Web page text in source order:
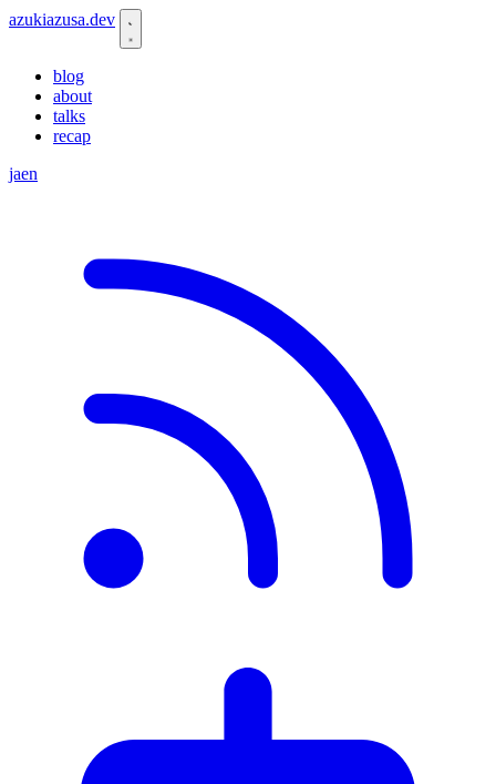
azukiazusa.dev
blog
about
talks
recap
jaen